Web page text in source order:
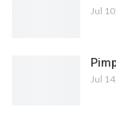
Jul
Jul